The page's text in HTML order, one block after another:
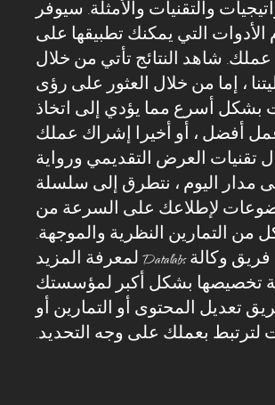
والتقنيات والأمثلة. سيوفر
الأدوات التي يمكنك تطبيقها على
شاهد النتائج تأتي من خلال
، إما من خلال العثور على رؤى
بشكل أسرع مما يؤدي إلى اتخاذ
أفضل ، أو أخيرا إشراك عملك
تقنيات العرض التقديمي ورواية
مدار اليوم ، نتطرق إلى سلسلة
لإطلاعك على السرعة من
من التمارين النظرية والموجهة.
تواصل مع فريق وكالة Datalabs لمعرفة المزيد
تخصيصها بشكل أكبر لمؤسستك
تعديل المحتوى أو التمارين أو
لترتبط بعملك على وجه التحديد.